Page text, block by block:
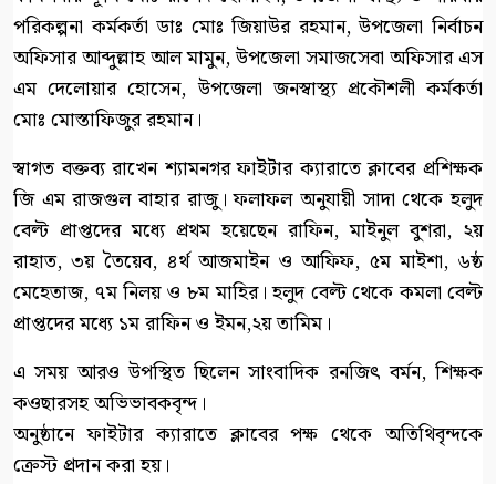
পরিকল্পনা কর্মকর্তা ডাঃ মোঃ জিয়াউর রহমান, উপজেলা নির্বাচন
অফিসার আব্দুল্লাহ আল মামুন, উপজেলা সমাজসেবা অফিসার এস
এম দেলোয়ার হোসেন, উপজেলা জনস্বাস্থ্য প্রকৌশলী কর্মকর্তা
মোঃ মোস্তাফিজুর রহমান।
স্বাগত বক্তব্য রাখেন শ্যামনগর ফাইটার ক্যারাতে ক্লাবের প্রশিক্ষক
জি এম রাজগুল বাহার রাজু। ফলাফল অনুযায়ী সাদা থেকে হলুদ
বেল্ট প্রাপ্তদের মধ্যে প্রথম হয়েছেন রাফিন, মাইনুল বুশরা, ২য়
রাহাত, ৩য় তৈয়েব, ৪র্থ আজমাইন ও আফিফ, ৫ম মাইশা, ৬ষ্ঠ
মেহেতাজ, ৭ম নিলয় ও ৮ম মাহির। হলুদ বেল্ট থেকে কমলা বেল্ট
প্রাপ্তদের মধ্যে ১ম রাফিন ও ইমন,২য় তামিম।
এ সময় আরও উপস্থিত ছিলেন সাংবাদিক রনজিৎ বর্মন, শিক্ষক
কওছারসহ অভিভাবকবৃন্দ।
অনুষ্ঠানে ফাইটার ক্যারাতে ক্লাবের পক্ষ থেকে অতিথিবৃন্দকে
ক্রেস্ট প্রদান করা হয়।